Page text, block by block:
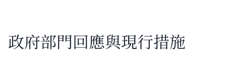
政府部門回應與現行措施